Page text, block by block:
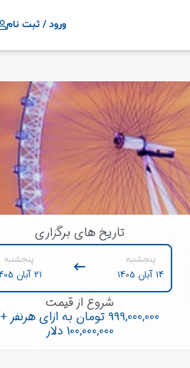
ورود / ثبت نام
تاریخ های برگزاری
پنجشنبه
14 آبان 1405
پنجشنبه
21 آبان 1405
شروع از قیمت
999,000,000 تومان به ازای هرنفر +
100,000,000 دلار